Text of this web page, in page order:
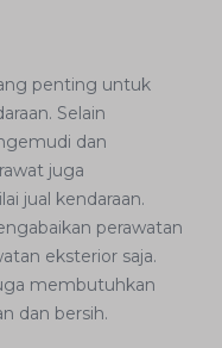
penting untuk
Selain
dan
juga
jual kendaraan.
perawatan
eksterior saja.
membutuhkan
dan bersih.